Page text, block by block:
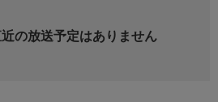
近の放送予定はありません